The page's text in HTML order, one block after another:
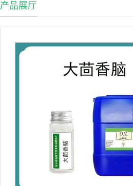
产品展厅